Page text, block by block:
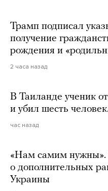
Трамп подписал
получение
рождения и
2 часа назад
В Таиланде ученик
и убил шесть
час назад
«Нам самим
о дополнительных
Украины